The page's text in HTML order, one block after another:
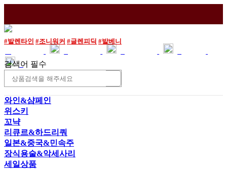
조회
#발렌타인 #조니워커 #글렌피딕 #발베니
검색어 필수
와인&샴페인
위스키
꼬냑
리큐르&하드리쿼
일본&중국&민속주
장식용술&악세사리
세일상품